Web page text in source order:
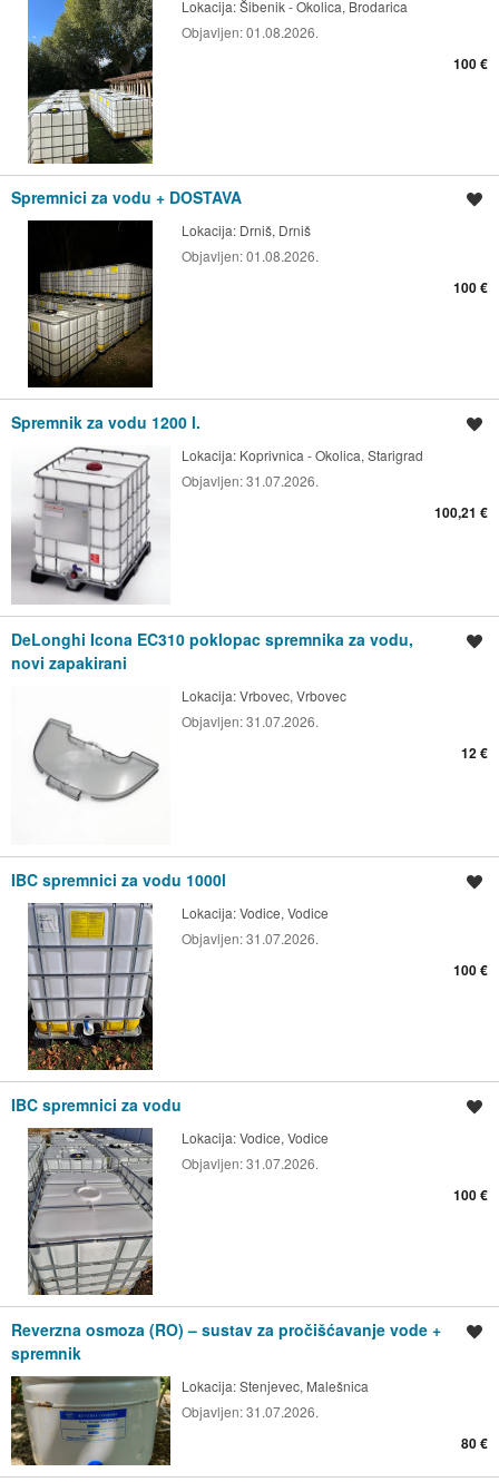
Lokacija:Šibenik - Okolica, Brodarica
Objavljen:01.08.2026.
100 €
Spremnici za vodu + DOSTAVA
Lokacija: Drniš, Drniš
Objavljen:01.08.2026.
100 €
Spremnik za vodu 1200 l.
Lokacija: Koprivnica - Okolica, Starigrad
Objavljen:31.07.2026.
100,21 €
DeLonghi Icona EC310 poklopac spremnika za vodu,
novi zapakirani
Lokacija:Vrbovec, Vrbovec
Objavljen:31.07.2026.
12 €
IBC spremnici za vodu 1000l
Lokacija:Vodice, Vodice
Objavljen:31.07.2026.
100 €
IBC spremnici za vodu
Lokacija:Vodice, Vodice
Objavljen:31.07.2026.
100 €
Reverzna osmoza (RO) – sustav za pročišćavanje vode +
spremnik
Lokacija:Stenjevec, Malešnica
Objavljen:31.07.2026.
80 €